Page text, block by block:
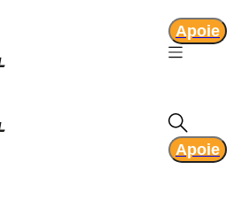
Apoie
Apoie